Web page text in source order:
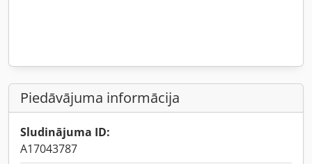
Piedāvājuma informācija
Sludinājuma ID:
A17043787